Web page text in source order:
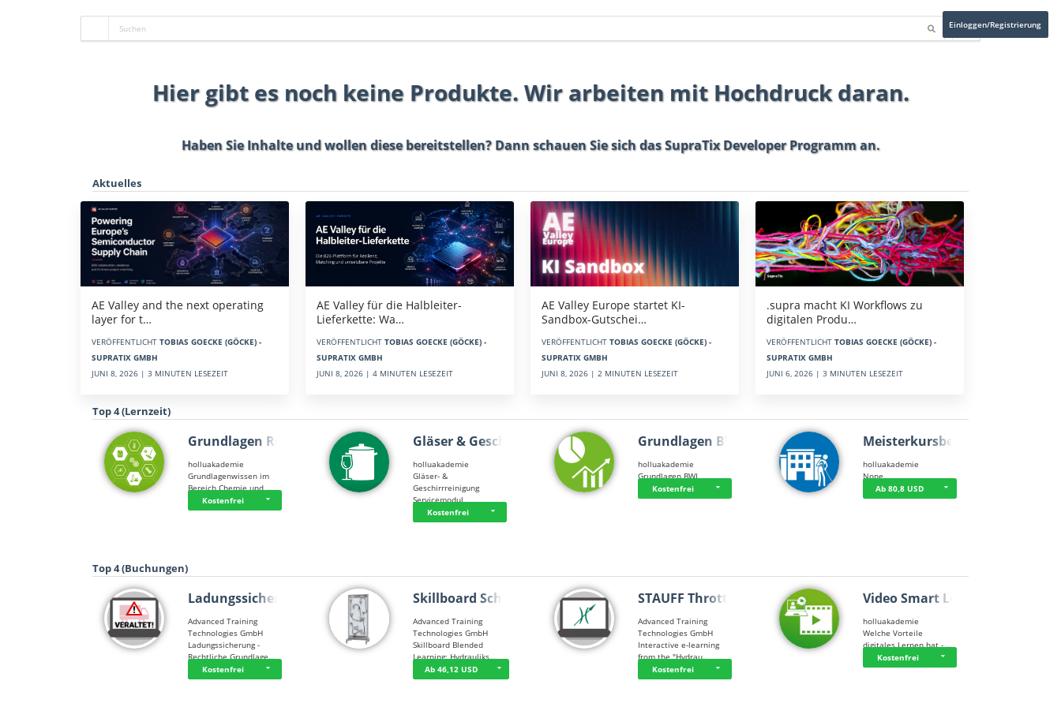
Einloggen/Registrierung
Hier gibt es noch keine Produkte. Wir arbeiten mit Hochdruck daran.
Haben Sie Inhalte und wollen diese bereitstellen? Dann schauen Sie sich dasSupraTix Developer Programman.
Aktuelles
AE Valley and the next operating
layer for t…
VERÖFFENTLICHT TOBIAS GOECKE (GÖCKE) -
SUPRATIX GMBH
JUNI 8, 2026 | 3 MINUTEN LESEZEIT
AE Valley für die Halbleiter-
Lieferkette: Wa…
VERÖFFENTLICHT TOBIAS GOECKE (GÖCKE) -
SUPRATIX GMBH
JUNI 8, 2026 | 4 MINUTEN LESEZEIT
AE Valley Europe startet KI-
Sandbox-Gutschei…
VERÖFFENTLICHT TOBIAS GOECKE (GÖCKE) -
SUPRATIX GMBH
JUNI 8, 2026 | 2 MINUTEN LESEZEIT
.supra macht KI Workflows zu
digitalen Produ…
VERÖFFENTLICHT TOBIAS GOECKE (GÖCKE) -
SUPRATIX GMBH
JUNI 6, 2026 | 3 MINUTEN LESEZEIT
Top 4 (Lernzeit)
Grundlagen Rein…
holluakademie
Grundlagenwissen im
Bereich Chemie und …
Kostenfrei
Gläser & Geschi…
holluakademie
Gläser- &
Geschirrreinigung
Servicemodul
Kostenfrei
Grundlagen BWL
holluakademie
Grundlagen BWL
Kostenfrei
Meisterkursbegl…
holluakademie
None
Ab 80,8 USD
Top 4 (Buchungen)
Ladungssicherung
Advanced Training
Technologies GmbH
Ladungssicherung -
Rechtliche Grundlage…
Kostenfrei
Skillboard Schl…
Advanced Training
Technologies GmbH
Skillboard Blended
Learning: Hydrauliks…
Ab 46,12 USD
STAUFF Throttle…
Advanced Training
Technologies GmbH
Interactive e-learning
from the "Hydrau…
Kostenfrei
Video Smart Lea…
holluakademie
Welche Vorteile
digitales Lernen hat - …
Kostenfrei